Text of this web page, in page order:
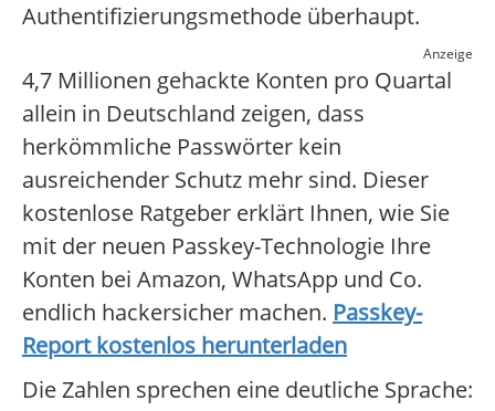
Authentifizierungsmethode überhaupt.
Anzeige
4,7 Millionen gehackte Konten pro Quartal
allein in Deutschland zeigen, dass
herkömmliche Passwörter kein
ausreichender Schutz mehr sind. Dieser
kostenlose Ratgeber erklärt Ihnen, wie Sie
mit der neuen Passkey-Technologie Ihre
Konten bei Amazon, WhatsApp und Co.
endlich hackersicher machen. Passkey-
Report kostenlos herunterladen
Die Zahlen sprechen eine deutliche Sprache: